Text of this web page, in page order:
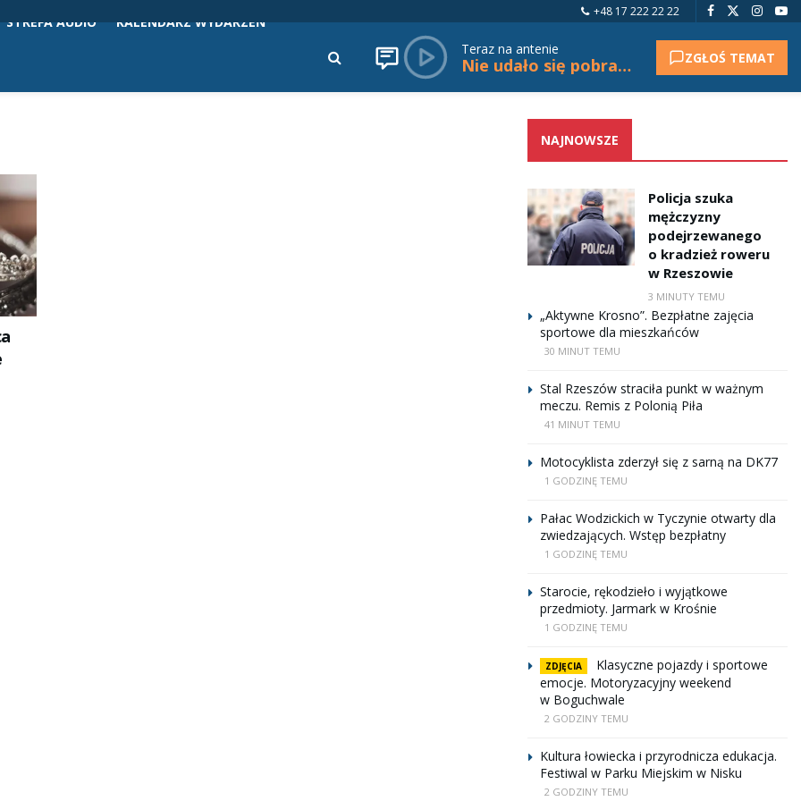
+48 17 222 22 22
STREFA AUDIO KALENDARZ WYDARZEŃ
Teraz na antenie
Nie udało się pobrać tytułu. ZGŁOŚ TEMAT
NAJNOWSZE
Policja szuka
mężczyzny
podejrzewanego
o kradzież roweru
w Rzeszowie
3 MINUTY TEMU
„Aktywne Krosno”. Bezpłatne zajęcia
sportowe dla mieszkańców
30 MINUT TEMU
Stal Rzeszów straciła punkt w ważnym
meczu. Remis z Polonią Piła
41 MINUT TEMU
Motocyklista zderzył się z sarną na DK77
1 GODZINĘ TEMU
Pałac Wodzickich w Tyczynie otwarty dla
zwiedzających. Wstęp bezpłatny
1 GODZINĘ TEMU
Starocie, rękodzieło i wyjątkowe
przedmioty. Jarmark w Krośnie
1 GODZINĘ TEMU
ZDJĘCIA
Klasyczne pojazdy i sportowe
emocje. Motoryzacyjny weekend
w Boguchwale
2 GODZINY TEMU
Kultura łowiecka i przyrodnicza edukacja.
Festiwal w Parku Miejskim w Nisku
2 GODZINY TEMU